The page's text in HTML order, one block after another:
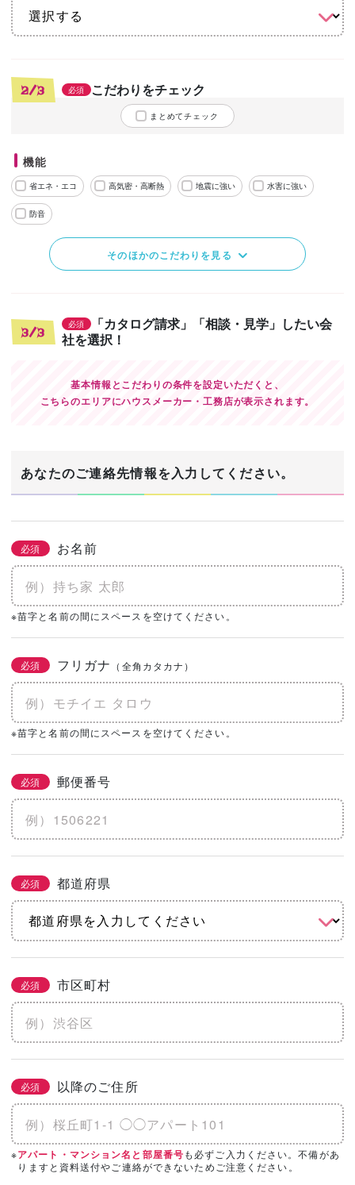
2/3 必須 こだわりをチェック
まとめてチェック
機能
省エネ・エコ 高気密・高断熱 地震に強い 水害に強い
防音
そのほかのこだわりを見る
3/3
必須
「カタログ請求」「相談・見学」したい会
社を選択！
基本情報とこだわりの条件を設定いただくと、
こちらのエリアにハウスメーカー・工務店が表示されます。
あなたのご連絡先情報を入力してください。
必須 お名前
※苗字と名前の間にスペースを空けてください。
必須 フリガナ （全角カタカナ）
※苗字と名前の間にスペースを空けてください。
必須 郵便番号
必須 都道府県
必須 市区町村
必須 以降のご住所
※アパート・マンション名と部屋番号も必ずご入力ください。不備があ
りますと資料送付やご連絡ができないためご注意ください。